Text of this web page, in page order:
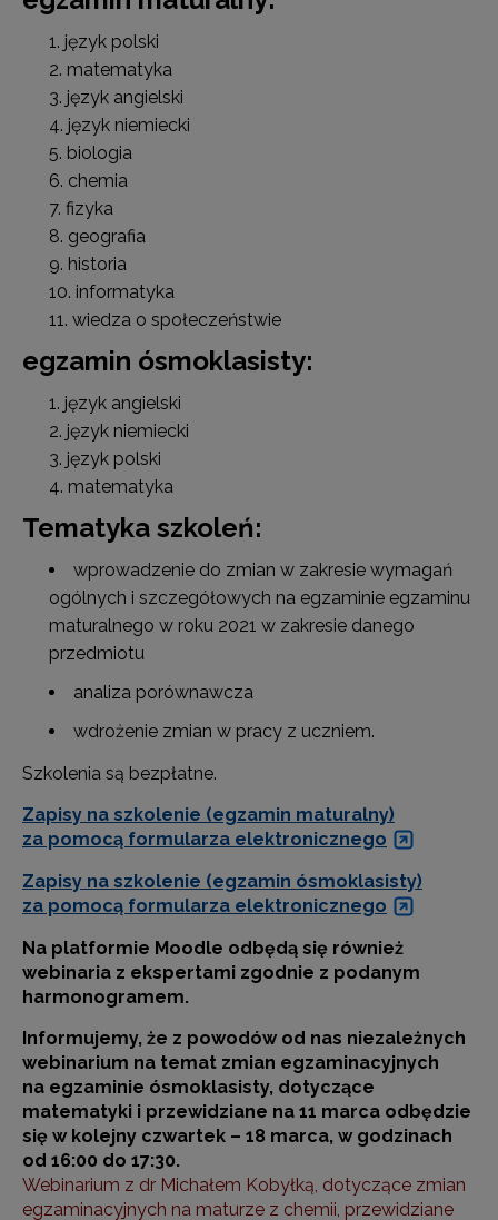
język polski
matematyka
język angielski
język niemiecki
biologia
chemia
fizyka
geografia
historia
informatyka
wiedza o społeczeństwie
egzamin ósmoklasisty:
język angielski
język niemiecki
język polski
matematyka
Tematyka szkoleń:
wprowadzenie do zmian w zakresie wymagań
ogólnych i szczegółowych na egzaminie egzaminu
maturalnego w roku 2021 w zakresie danego
przedmiotu
analiza porównawcza
wdrożenie zmian w pracy z uczniem.
Szkolenia są bezpłatne.
Zapisy na szkolenie (egzamin maturalny)
za pomocą formularza elektronicznego
Zapisy na szkolenie (egzamin ósmoklasisty)
za pomocą formularza elektronicznego
Na platformie Moodle odbędą się również
webinaria z ekspertami zgodnie z podanym
harmonogramem.
Informujemy, że z powodów od nas niezależnych
webinarium na temat zmian egzaminacyjnych
na egzaminie ósmoklasisty, dotyczące
matematyki i przewidziane na 11 marca odbędzie
się w kolejny czwartek – 18 marca, w godzinach
od 16:00 do 17:30.
Webinarium z dr Michałem Kobyłką, dotyczące zmian
egzaminacyjnych na maturze z chemii, przewidziane